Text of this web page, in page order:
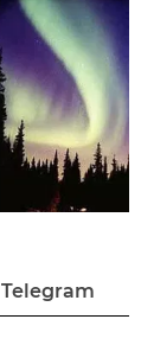
Telegram